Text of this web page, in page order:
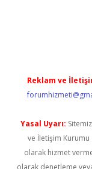
Reklam ve
Yasal Uyarı:
ve İletişim Kurumu
olarak hizmet
olarak denetleme